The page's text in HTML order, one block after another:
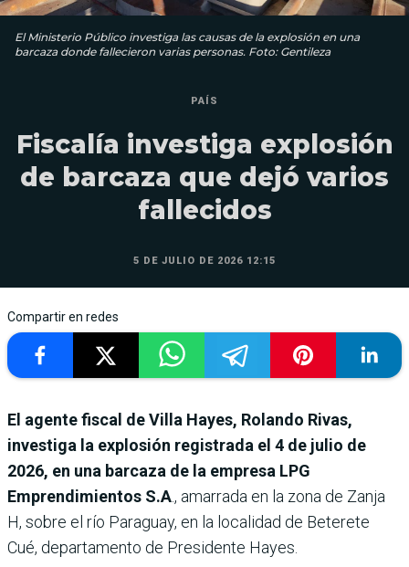
El Ministerio Público investiga las causas de la explosión en una
barcaza donde fallecieron varias personas. Foto: Gentileza
PAÍS
Fiscalía investiga explosión
de barcaza que dejó varios
fallecidos
5 DE JULIO DE 2026 12:15
Compartir en redes
El agente fiscal de Villa Hayes, Rolando Rivas,
investiga la explosión registrada el 4 de julio de
2026, en una barcaza de la empresa LPG
Emprendimientos S.A., amarrada en la zona de Zanja
H, sobre el río Paraguay, en la localidad de Beterete
Cué, departamento de Presidente Hayes.